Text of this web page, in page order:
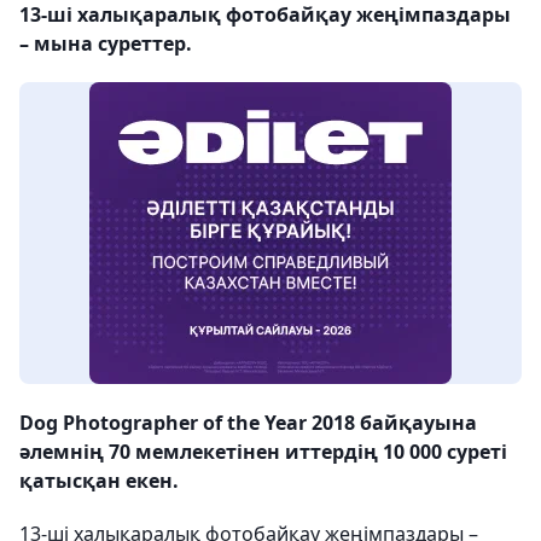
13-ші халықаралық фотобайқау жеңімпаздары
– мына суреттер.
Dog Photographer of the Year 2018 байқауына
әлемнің 70 мемлекетінен иттердің 10 000 суреті
қатысқан екен.
13-ші халықаралық фотобайқау жеңімпаздары –